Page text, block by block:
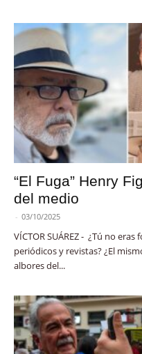
“El Fuga” Henry
del medio
- 03/10/2025
VÍCTOR SUÁREZ - ¿Tú no
periódicos y revistas? ¿El
albores del...